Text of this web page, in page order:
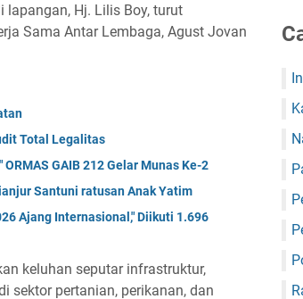
Hj. Lilis Boy, turut
Sama Antar Lembaga, Agust Jovan
Total Legalitas
ORMAS GAIB 212 Gelar Munas Ke-2
Santuni ratusan Anak Yatim
Ajang Internasional," Diikuti 1.696
keluhan seputar infrastruktur,
sektor pertanian, perikanan, dan